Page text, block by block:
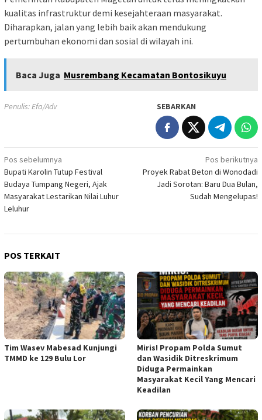
kualitas infrastruktur demi kesejahteraan masyarakat.
Diharapkan, jalan yang lebih baik akan mendukung
pertumbuhan ekonomi dan sosial di wilayah ini.
Baca Juga Musrembang Kecamatan Bontosikuyu
Penulis: Efa/Adv SEBARKAN
Navigasi
pos
Pos sebelumnya
Bupati Karolin Tutup Festival
Budaya Tumpang Negeri, Ajak
Masyarakat Lestarikan Nilai Luhur
Leluhur
Pos berikutnya
Proyek Rabat Beton di Wonodadi
Jadi Sorotan: Baru Dua Bulan,
Sudah Mengelupas!
POS TERKAIT
Tim Wasev Mabesad Kunjungi
TMMD ke 129 Bulu Lor
Miris! Propam Polda Sumut
dan Wasidik Ditreskrimum
Diduga Permainkan
Masyarakat Kecil Yang Mencari
Keadilan